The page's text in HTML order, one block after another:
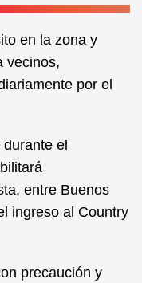
en la zona y
vecinos,
por el
el
entre Buenos
ingreso al Country
precaución y